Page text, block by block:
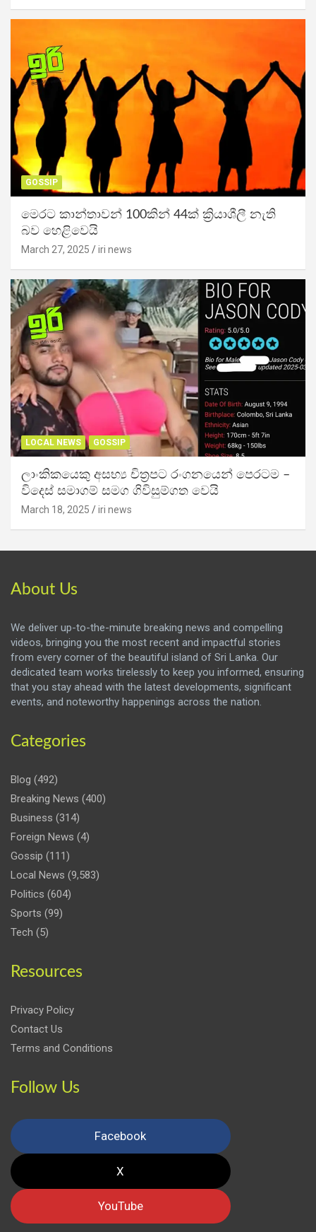
GOSSIP
මෙරට කාන්තාවන් 100කින් 44ක් ක්‍රියාශීලී නැති
බව හෙළිවෙයි
March 27, 2025 iri news
LOCAL NEWS GOSSIP
ලාංකිකයෙකු අසභ්‍ය චිත්‍රපට රංගනයෙන් පෙරටම –
විදෙස් සමාගම් සමග ගිවිසුම්ගත වෙයි
March 18, 2025 iri news
About Us
We deliver up-to-the-minute breaking news and compelling
videos, bringing you the most recent and impactful stories
from every corner of the beautiful island of Sri Lanka. Our
dedicated team works tirelessly to keep you informed, ensuring
that you stay ahead with the latest developments, significant
events, and noteworthy happenings across the nation.
Categories
Blog (492)
Breaking News (400)
Business (314)
Foreign News (4)
Gossip (111)
Local News (9,583)
Politics (604)
Sports (99)
Tech (5)
Resources
Privacy Policy
Contact Us
Terms and Conditions
Follow Us
Facebook
X
YouTube